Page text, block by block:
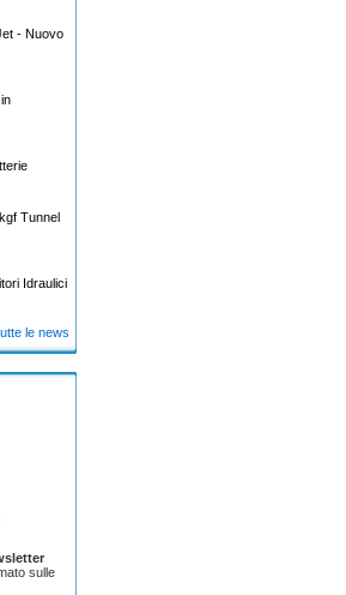
- Nuovo
Tunnel
Idraulici
le news
sulle